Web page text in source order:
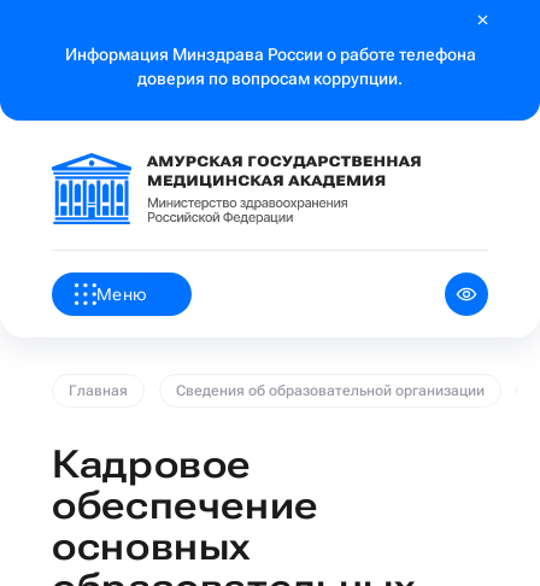
Информация Минздрава России о работе телефона
доверия по вопросам коррупции.
Меню
Главная Сведения об образовательной организации
Кадровое
обеспечение
основных